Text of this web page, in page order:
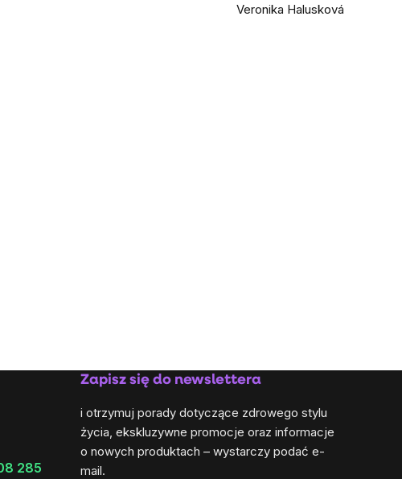
Veronika Halusková
285
Zapisz się do newslettera
i otrzymuj porady dotyczące zdrowego stylu
życia, ekskluzywne promocje oraz informacje
o nowych produktach – wystarczy podać e-
mail.